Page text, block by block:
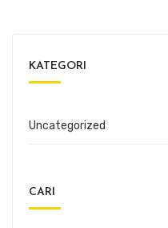
KATEGORI
Uncategorized
CARI